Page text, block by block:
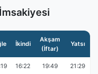
İkindi
Akşam
(İftar)
Yatsı
16:22 19:49 21:29